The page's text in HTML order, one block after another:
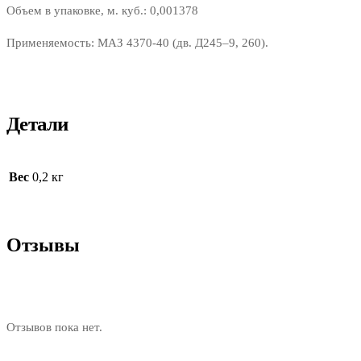
Объем в упаковке, м. куб.: 0,001378
Применяемость: МАЗ 4370-40 (дв. Д245–9, 260).
Детали
Вес 0,2 кг
Отзывы
Отзывов пока нет.